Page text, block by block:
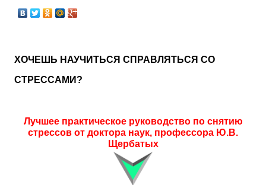
ХОЧЕШЬ НАУЧИТЬСЯ СПРАВЛЯТЬСЯ СО
СТРЕССАМИ?
Лучшее практическое руководство по снятию
стрессов от доктора наук, профессора Ю.В.
Щербатых